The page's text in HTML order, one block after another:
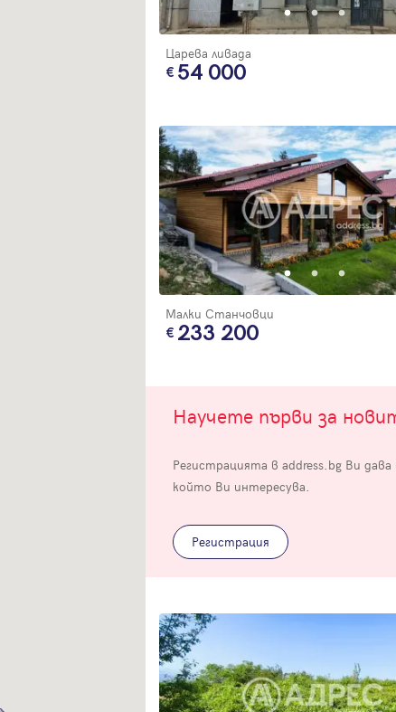
Царева ливада
54 000
Малки Станчовци
233 200
Научете първи за
Регистрацията в address.bg Ви
който Ви интересува.
Регистрация
Продължи с Google
или влезте с имейл